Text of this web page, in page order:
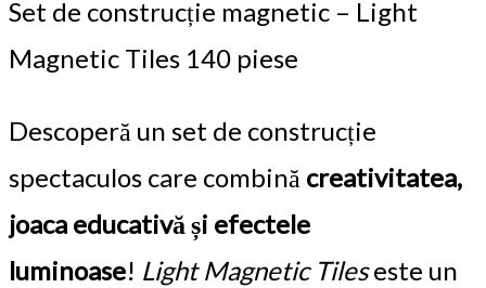
Set de construcție magnetic – Light
Magnetic Tiles 140 piese
Descoperă un set de construcție
spectaculos care combină creativitatea,
joaca educativă și efectele
luminoase! Light Magnetic Tileseste un